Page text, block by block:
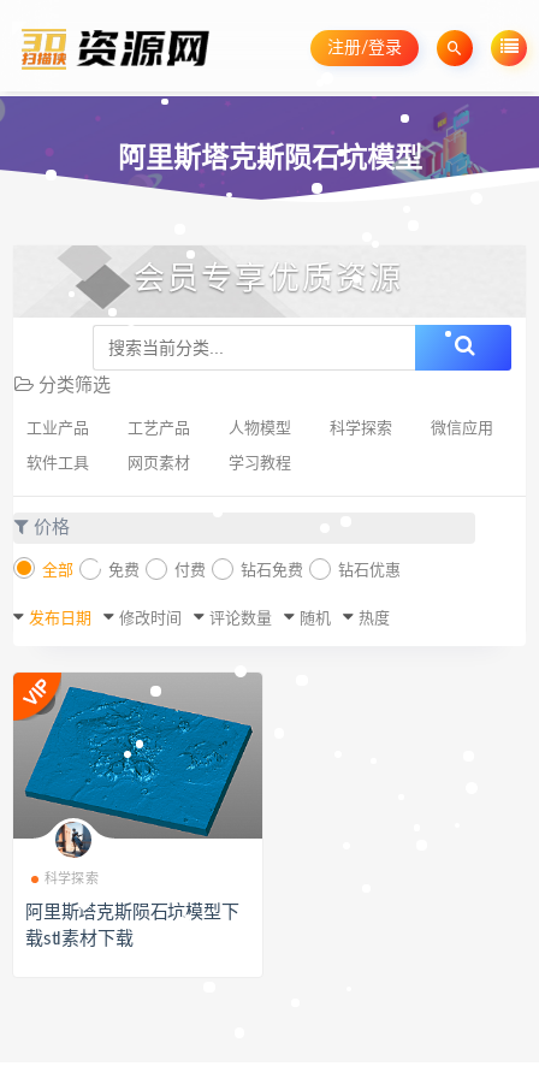
注册/登录
阿里斯塔克斯陨石坑模型
会员专享优质资源
分类筛选
工业产品 工艺产品 人物模型 科学探索 微信应用
软件工具 网页素材 学习教程
价格
全部 免费 付费 钻石免费 钻石优惠
发布日期 修改时间 评论数量 随机 热度
科学探索
阿里斯塔克斯陨石坑模型下
载stl素材下载